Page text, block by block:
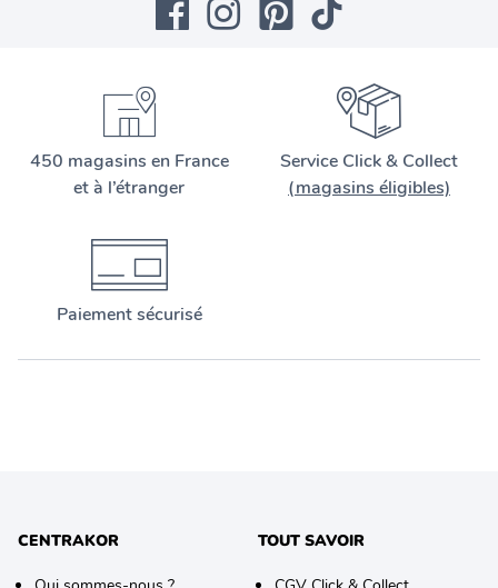
450 magasins en France
et à l’étranger
Service Click & Collect
(magasins éligibles)
Paiement sécurisé
CENTRAKOR TOUT SAVOIR